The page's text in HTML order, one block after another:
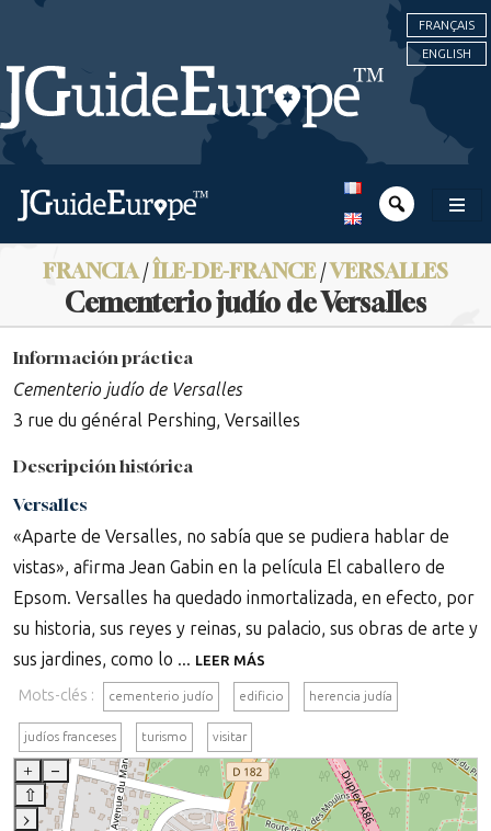
FRANÇAIS
ENGLISH
FRANCIA/ÎLE-DE-FRANCE/VERSALLES
Cementerio judío de Versalles
Información práctica
Cementerio judío de Versalles
3 rue du général Pershing, Versailles
Descripción histórica
Versalles
«Aparte de Versalles, no sabía que se pudiera hablar de
vistas», afirma Jean Gabin en la película El caballero de
Epsom. Versalles ha quedado inmortalizada, en efecto, por
su historia, sus reyes y reinas, su palacio, sus obras de arte y
sus jardines, como lo ... LEER MÁS
Mots-clés : cementerio judío edificio herencia judía
judíos franceses turismo visitar
+
–
⇧
›